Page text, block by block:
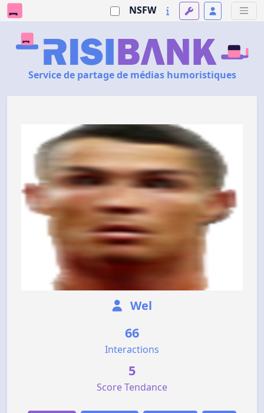
NSFW
Service de partage de médias humoristiques
Wel
66
Interactions
5
Score Tendance